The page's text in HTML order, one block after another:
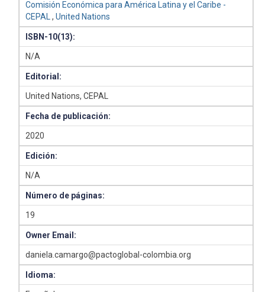
Comisión Económica para América Latina y el Caribe -
CEPAL ,United Nations
ISBN-10(13):
N/A
Editorial:
United Nations, CEPAL
Fecha de publicación:
2020
Edición:
N/A
Número de páginas:
19
Owner Email:
daniela.camargo@pactoglobal-colombia.org
Idioma: